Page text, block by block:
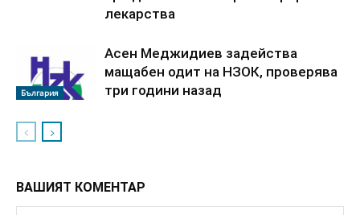
лекарства
България
Асен Меджидиев задейства
мащабен одит на НЗОК, проверява
три години назад
ВАШИЯТ КОМЕНТАР